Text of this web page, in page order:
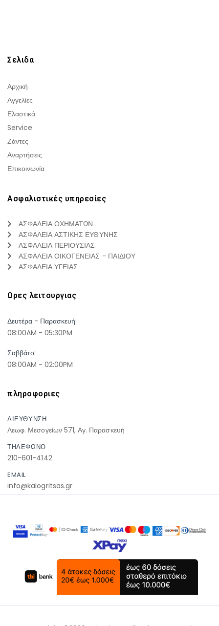
Σελιδα
Αρχική
Αγγελίες
Ελαστικά
Service
Ζάντες
Αναρτήσεις
Επικοινωνία
Ασφαλιστικές υπηρεσίες
ΑΣΦΑΛΕΙΑ ΟΧΗΜΑΤΩΝ
ΑΣΦΑΛΕΙΑ ΑΣΤΙΚΗΣ ΕΥΘΥΝΗΣ
ΑΣΦΑΛΕΙΑ ΠΕΡΙΟΥΣΙΑΣ
ΑΣΦΑΛΕΙΑ ΟΙΚΟΓΕΝΕΙΑΣ - ΠΑΙΔΙΟΥ
ΑΣΦΑΛΕΙΑ ΥΓΕΙΑΣ
Ωρες λειτουργιας
Δευτέρα - Παρασκευή:
08:00AM - 05:30PM
Σαββάτο:
08:00AM - 02:00PM
πληροφοριες
ΔΙΕΥΘΥΝΣΗ
Λεωφ. Μεσογείων 571, Αγ. Παρασκευή
ΤΗΛΕΦΩΝΟ
210-601-4142
EMAIL
info@kalogritsas.gr